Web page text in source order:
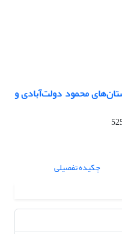
محمود دولت‌آبادی و
چکیده تفصیلی